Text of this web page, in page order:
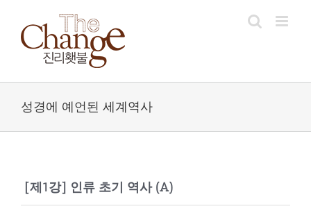
content
성경에 예언된 세계역사
[제1강] 인류 초기 역사 (A)